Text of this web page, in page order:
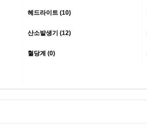
헤드라이트 (10)
산소발생기 (12)
혈당계 (0)